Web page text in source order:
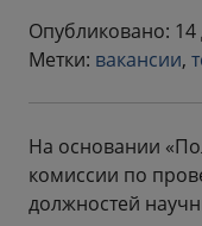
Опубликовано: 14
Метки: вакансии,
На основании
комиссии по
должностей